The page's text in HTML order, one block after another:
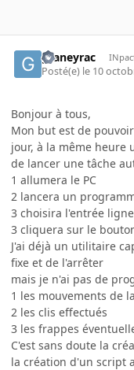
graneyrac
Posté(e) le 10
Bonjour à tous,
Mon but est de
jour, à la même heure
de lancer une tâche
1 allumera le PC
2 lancera un
3 choisira l'entrée ligne
3 cliquera sur le
J'ai déjà un utilitaire
fixe et de l'arrêter
mais je n'ai pas de
1 les mouvements de
2 les clis effectués
3 les frappes
C'est sans doute la
la création d'un script